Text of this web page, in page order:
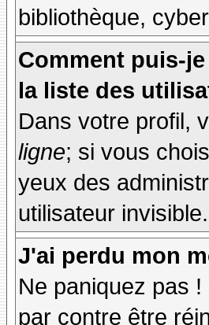
bibliothèque,
Comment puis-
la liste des
Dans votre profil,
ligne; si vous
yeux des
utilisateur invisible.
J'ai perdu mon
Ne paniquez pas
par contre être